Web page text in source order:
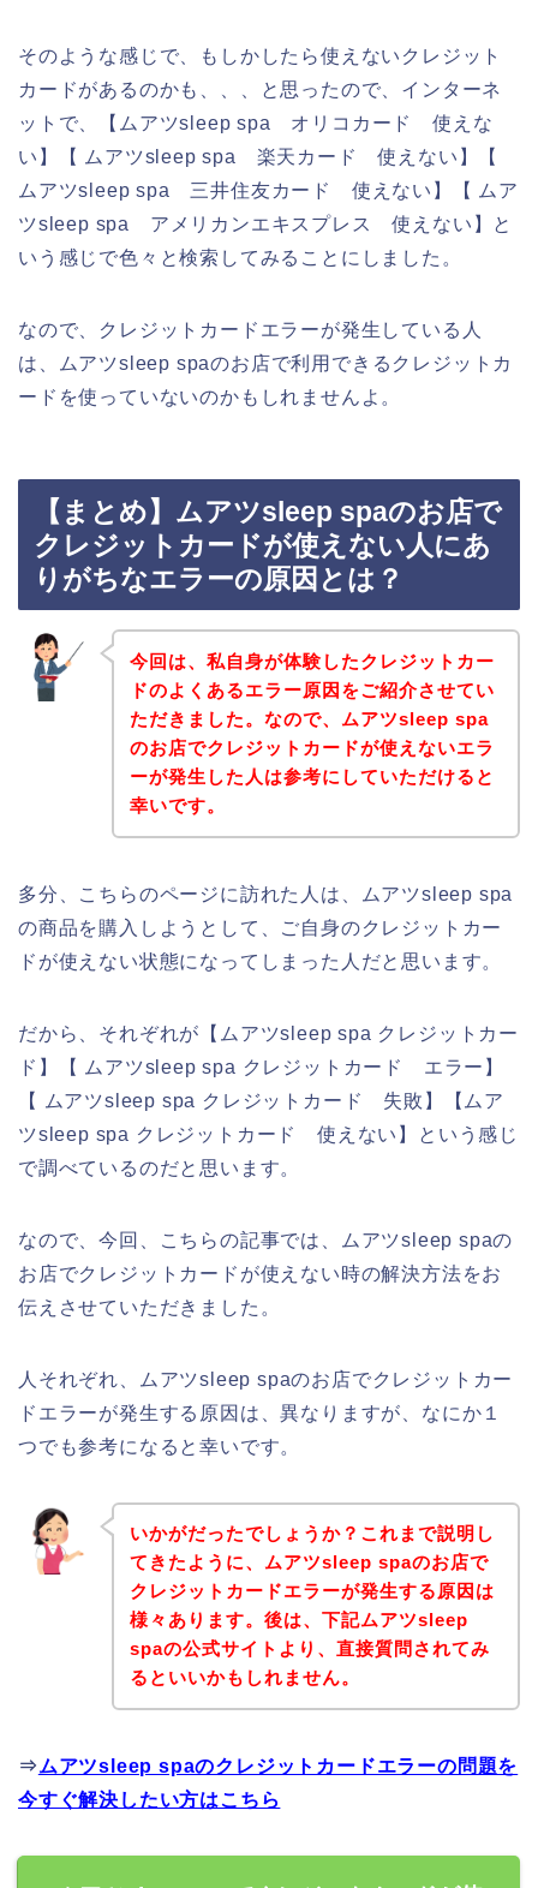
そのような感じで、もしかしたら使えないクレジット
カードがあるのかも、、、と思ったので、インターネ
ットで、【ムアツsleep spa オリコカード 使えな
い】【 ムアツsleep spa 楽天カード 使えない】【
ムアツsleep spa 三井住友カード 使えない】【 ムア
ツsleep spa アメリカンエキスプレス 使えない】と
いう感じで色々と検索してみることにしました。
なので、クレジットカードエラーが発生している人
は、ムアツsleep spaのお店で利用できるクレジットカ
ードを使っていないのかもしれませんよ。
【まとめ】ムアツsleep spaのお店で
クレジットカードが使えない人にあ
りがちなエラーの原因とは？
今回は、私自身が体験したクレジットカー
ドのよくあるエラー原因をご紹介させてい
ただきました。なので、ムアツsleep spa
のお店でクレジットカードが使えないエラ
ーが発生した人は参考にしていただけると
幸いです。
多分、こちらのページに訪れた人は、ムアツsleep spa
の商品を購入しようとして、ご自身のクレジットカー
ドが使えない状態になってしまった人だと思います。
だから、それぞれが【ムアツsleep spa クレジットカー
ド】【 ムアツsleep spa クレジットカード エラー】
【 ムアツsleep spa クレジットカード 失敗】【ムア
ツsleep spa クレジットカード 使えない】という感じ
で調べているのだと思います。
なので、今回、こちらの記事では、ムアツsleep spaの
お店でクレジットカードが使えない時の解決方法をお
伝えさせていただきました。
人それぞれ、ムアツsleep spaのお店でクレジットカー
ドエラーが発生する原因は、異なりますが、なにか１
つでも参考になると幸いです。
いかがだったでしょうか？これまで説明し
てきたように、ムアツsleep spaのお店で
クレジットカードエラーが発生する原因は
様々あります。後は、下記ムアツsleep
spaの公式サイトより、直接質問されてみ
るといいかもしれません。
⇒ムアツsleep spaのクレジットカードエラーの問題を
今すぐ解決したい方はこちら